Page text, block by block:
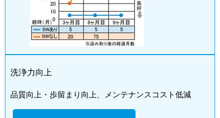
洗浄力向上
品質向上・歩留まり向上、メンテナンスコスト低減